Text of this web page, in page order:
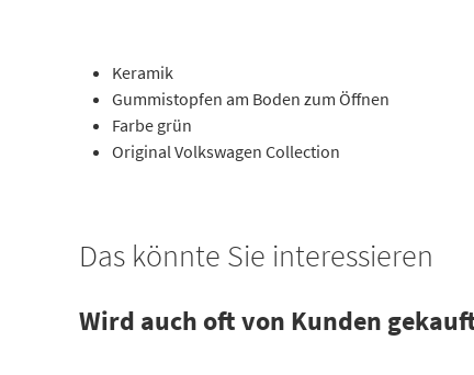
Keramik
Gummistopfen am Boden zum Öffnen
Farbe grün
Original Volkswagen Collection
Das könnte Sie interessieren
Wird auch oft von Kunden